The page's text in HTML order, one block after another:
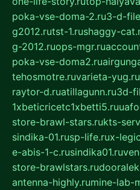
poka-vse-doma-2.ru3-d-
g2012.rutst-1.rushaggy-
g-2012.ruops-mgr.ru
poka-vse-doma2.ru
tehosmotre.ruvarieta-yug.ru
raytor-d.ruatillagunn.ru3d-
1xbeticricetc1xbetti5.ru
store-brawl-stars.rukts-
sindika-01.rusp-life.rux-
e-abis-1-c.rusindika01.ru
store-brawlstars.ru
antenna-highly.rumine-lab-